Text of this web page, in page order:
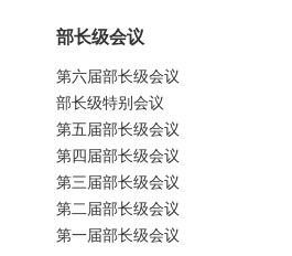
部长级会议
第六届部长级会议
部长级特别会议
第五届部长级会议
第四届部长级会议
第三届部长级会议
第二届部长级会议
第一届部长级会议